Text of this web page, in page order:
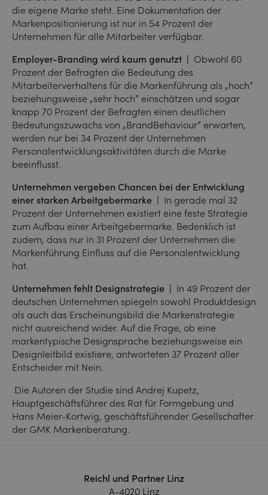
die eigene Marke steht. Eine Dokumentation der
Markenpositionierung ist nur in 54 Prozent der
Unternehmen für alle Mitarbeiter verfügbar.
Employer-Branding wird kaum genutzt | Obwohl 60
Prozent der Befragten die Bedeutung des
Mitarbeiterverhaltens für die Markenführung als „hoch”
beziehungsweise „sehr hoch” einschätzen und sogar
knapp 70 Prozent der Befragten einen deutlichen
Bedeutungszuwachs von „Brand­Behaviour” erwarten,
werden nur bei 34 Prozent der Unternehmen
Personalentwicklungsaktivitäten durch die Marke
beeinflusst.
Unternehmen vergeben Chancen bei der Entwicklung
einer starken Arbeitgebermarke | In gerade mal 32
Prozent der Unternehmen existiert eine feste Strategie
zum Aufbau einer Arbeitgebermarke. Bedenklich ist
zudem, dass nur in 31 Prozent der Unternehmen die
Markenführung Einfluss auf die Personalentwicklung
hat.
Unternehmen fehlt Designstrategie | In 49 Prozent der
deutschen Unternehmen spiegeln sowohl Produktdesign
als auch das Erscheinungsbild die Markenstrategie
nicht ausreichend wider. Auf die Frage, ob eine
markentypische Designsprache beziehungsweise ein
Designleitbild existiere, antworteten 37 Prozent aller
Entscheider mit Nein.
Die Autoren der Studie sind Andrej Kupetz,
Hauptgeschäftsführer des Rat für Formgebung und
Hans Meier-Kortwig, geschäftsführender Gesellschafter
der GMK Markenberatung.
Reichl und Partner Linz
A-4020 Linz